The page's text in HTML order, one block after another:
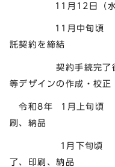
11月12日（水曜
11月中旬頃 選
託契約を締結
契約手続完了後
等デザインの作成・校正
令和8年 1月上旬
刷、納品
1月下旬頃 ポ
了、印刷、納品